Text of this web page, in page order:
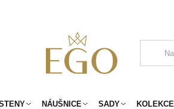
NÁUŠNICE SADY KOLEKCE